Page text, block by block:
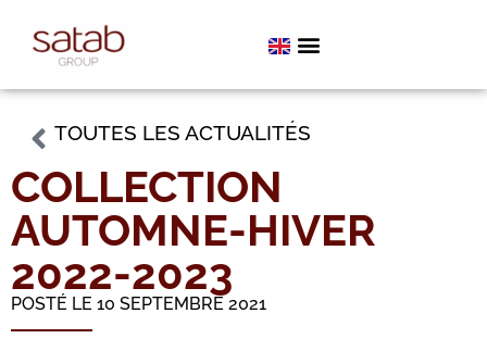
TOUTES LES ACTUALITÉS
COLLECTION
AUTOMNE-HIVER
2022-2023
POSTÉ LE 10 SEPTEMBRE 2021